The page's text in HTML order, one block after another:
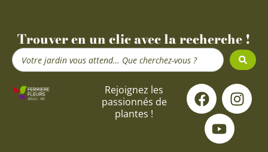
Trouver en un clic avec la recherche !
Search
...
Rejoignez les
passionnés de
plantes !
F
a
c
e
I
n
s
Y
o
u
t